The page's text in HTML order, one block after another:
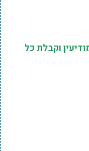
וקבלת כל